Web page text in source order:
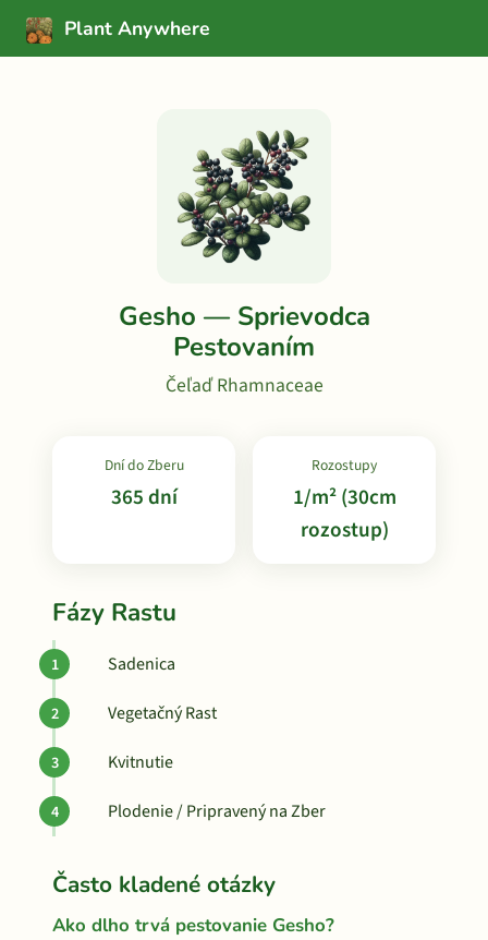
Plant Anywhere
Gesho — Sprievodca
Pestovaním
Čeľaď Rhamnaceae
Dní do Zberu
365 dní
Rozostupy
1/m² (30cm
rozostup)
Fázy Rastu
Sadenica
Vegetačný Rast
Kvitnutie
Plodenie / Pripravený na Zber
Často kladené otázky
Ako dlho trvá pestovanie Gesho?